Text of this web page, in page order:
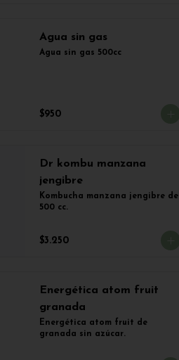
Agua sin gas
Agua sin gas 500cc
$950
Dr kombu manzana
jengibre
Kombucha manzana jengibre de
500 cc.
$3.250
Energética atom fruit
granada
Energética atom fruit de
granada sin azúcar.